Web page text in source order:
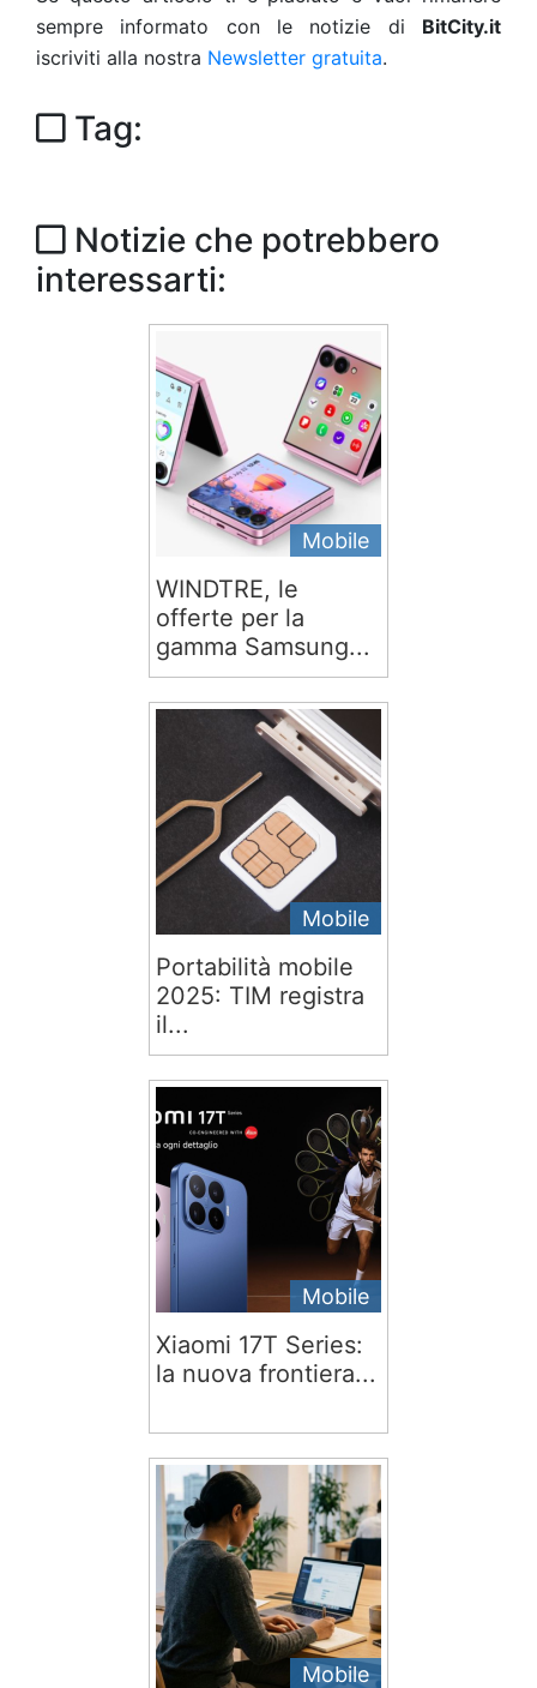
sempre informato con le notizie di BitCity.it
iscriviti alla nostra Newsletter gratuita.
Tag:
Notizie che potrebbero
interessarti:
Mobile
WINDTRE, le
offerte per la
gamma Samsung...
Mobile
Portabilità mobile
2025: TIM registra
il...
Mobile
Xiaomi 17T Series:
la nuova frontiera...
Mobile